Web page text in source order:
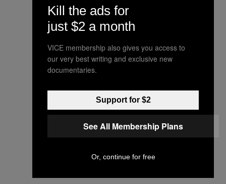
Kill the ads for
just $2 a month
VICE membership also gives you access to
our very best writing and exclusive new
documentaries.
Support for $2
See All Membership Plans
Or, continue for free